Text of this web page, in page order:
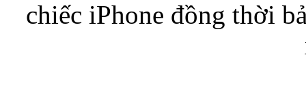
chiếc iPhone đồng thời